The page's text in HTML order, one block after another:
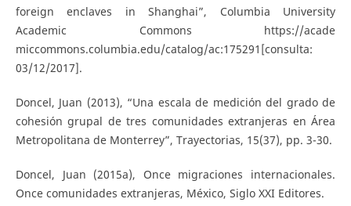
foreign enclaves in Shanghai”, Columbia University
Academic Commons https://acade
miccommons.columbia.edu/catalog/ac:175291[consulta:
03/12/2017].
Doncel, Juan (2013), “Una escala de medición del grado de
cohesión grupal de tres comunidades extranjeras en Área
Metropolitana de Monterrey”, Trayectorias, 15(37), pp. 3-30.
Doncel, Juan (2015a), Once migraciones internacionales.
Once comunidades extranjeras, México, Siglo XXI Editores.